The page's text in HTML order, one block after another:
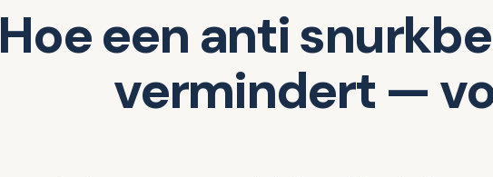
Hoe een anti
vermindert —